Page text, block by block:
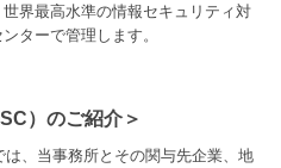
界最高水準の情報セキュリティ対
ターで管理します。
）のご紹介＞
、当事務所とその関与先企業、地